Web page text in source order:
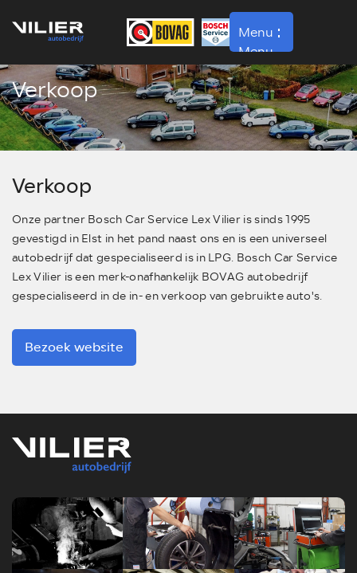
Menu
Menu
Home
Werkplaats
Contact
Vacatures
Verkoop
Verkoop
Verkoop
Onze partner Bosch Car Service Lex Vilier is sinds 1995
gevestigd in Elst in het pand naast ons en is een universeel
autobedrijf dat gespecialiseerd is in LPG. Bosch Car Service
Lex Vilier is een merk-onafhankelijk BOVAG autobedrijf
gespecialiseerd in de in- en verkoop van gebruikte auto's.
Bezoek website